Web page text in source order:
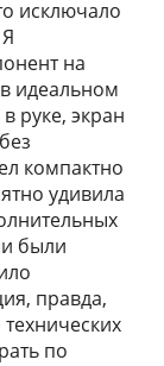
исключало
на
идеальном
руке, экран
компактно
удивила
были
правда,
по